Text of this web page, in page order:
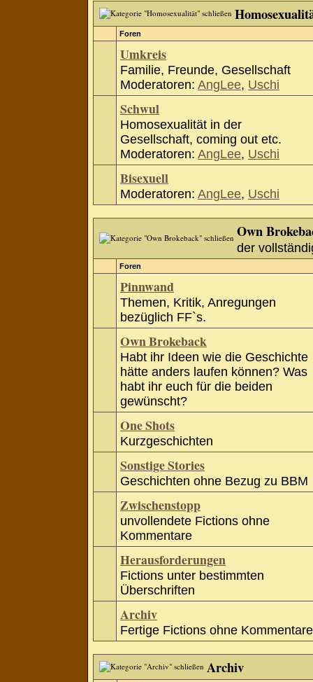
Foren
Umkreis
Familie, Freunde, Gesellschaft
Moderatoren: AngLee, Uschi
Schwul
Homosexualität in der
Gesellschaft, coming out etc.
Moderatoren: AngLee, Uschi
Bisexuell
Moderatoren: AngLee, Uschi
Own
der
Foren
Pinnwand
Themen, Kritik, Anregungen
bezüglich FF`s.
Own Brokeback
Habt ihr Ideen wie die Geschichte
hätte anders laufen können? Was
habt ihr euch für die beiden
gewünscht?
One Shots
Kurzgeschichten
Sonstige Stories
Geschichten ohne Bezug zu BBM
Zwischenstopp
unvollendete Fictions ohne
Kommentare
Herausforderungen
Fictions unter bestimmten
Überschriften
Archiv
Fertige Fictions ohne Kommentare
Archiv